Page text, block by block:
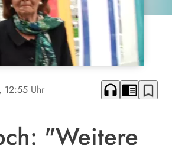
, 12:55 Uhr headphones chrome_reader_mode bookmark_border
"Weitere